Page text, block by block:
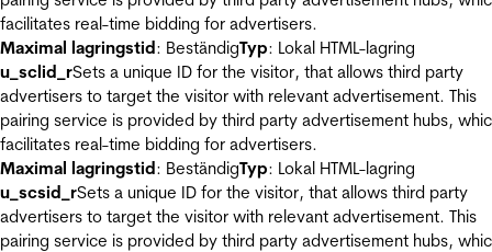
facilitates real-time bidding for advertisers.
Maximal lagringstid: BeständigTyp: Lokal HTML-lagring
u_sclid_rSets a unique ID for the visitor, that allows third party
advertisers to target the visitor with relevant advertisement. This
pairing service is provided by third party advertisement hubs,
facilitates real-time bidding for advertisers.
Maximal lagringstid: BeständigTyp: Lokal HTML-lagring
u_scsid_rSets a unique ID for the visitor, that allows third party
advertisers to target the visitor with relevant advertisement. This
pairing service is provided by third party advertisement hubs,